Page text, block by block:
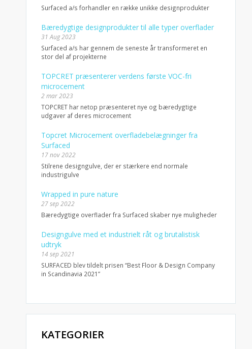
Surfaced a/s forhandler en række unikke designprodukter
Bæredygtige designprodukter til alle typer overflader
31 Aug 2023
Surfaced a/s har gennem de seneste år transformeret en
stor del af projekterne
TOPCRET præsenterer verdens første VOC-fri
microcement
2 mar 2023
TOPCRET har netop præsenteret nye og bæredygtige
udgaver af deres microcement
Topcret Microcement overfladebelægninger fra
Surfaced
17 nov 2022
Stilrene designgulve, der er stærkere end normale
industrigulve
Wrapped in pure nature
27 sep 2022
Bæredygtige overflader fra Surfaced skaber nye muligheder
Designgulve med et industrielt råt og brutalistisk
udtryk
14 sep 2021
SURFACED blev tildelt prisen “Best Floor & Design Company
in Scandinavia 2021”
KATEGORIER